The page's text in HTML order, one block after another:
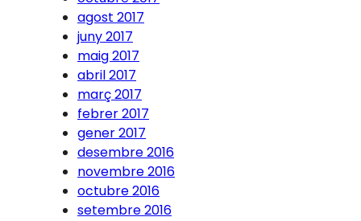
agost 2017
juny 2017
maig 2017
abril 2017
març 2017
febrer 2017
gener 2017
desembre 2016
novembre 2016
octubre 2016
setembre 2016